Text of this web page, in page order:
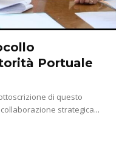
Portuale
di questo
strategica...